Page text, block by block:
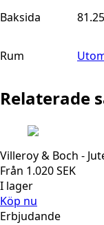
Baksida
Rum
Relaterade
Villeroy & Boch -
Från 1.020SEK
I lager
Köp nu
Erbjudande